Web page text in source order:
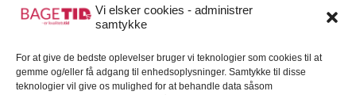
Vi elsker cookies - administrer
samtykke
For at give de bedste oplevelser bruger vi teknologier som cookies til at
gemme og/eller få adgang til enhedsoplysninger. Samtykke til disse
teknologier vil give os mulighed for at behandle data såsom
Gavekort
Kundeservice
Kundeservice
FAQ – Ofte stillede spørgsmål